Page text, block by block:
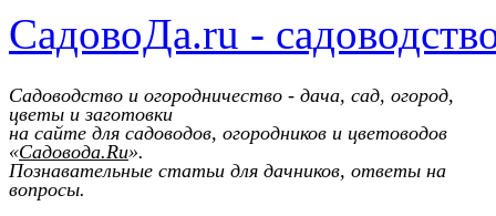
СадовоДа.ru -
Садоводство и огородничество - дача, сад, огород,
цветы и заготовки
на сайте для садоводов, огородников и цветоводов
«Садовода.Ru».
Познавательные статьи для дачников, ответы на
вопросы.